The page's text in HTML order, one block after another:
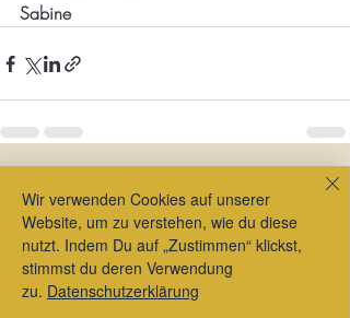
Sabine
Aktuelle Beiträge Alle ansehen
Wir verwenden Cookies auf unserer
Website, um zu verstehen, wie du diese
nutzt. Indem Du auf „Zustimmen“ klickst,
stimmst du deren Verwendung
zu. Datenschutzerklärung